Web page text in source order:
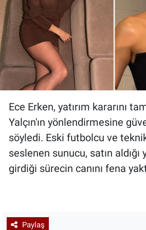
Ece Erken, yatırım kararını
Yalçın'ın yönlendirmesine
söyledi. Eski futbolcu ve
seslenen sunucu, satın aldığı
girdiği sürecin canını fena
Paylaş